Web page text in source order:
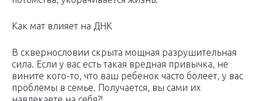
Как мат влияет на ДНК
В сквернословии скрыта мощная разрушительная
сила. Если у вас есть такая вредная привычка, не
вините кого-то, что ваш ребенок часто болеет, у вас
проблемы в семье. Получается, вы сами их